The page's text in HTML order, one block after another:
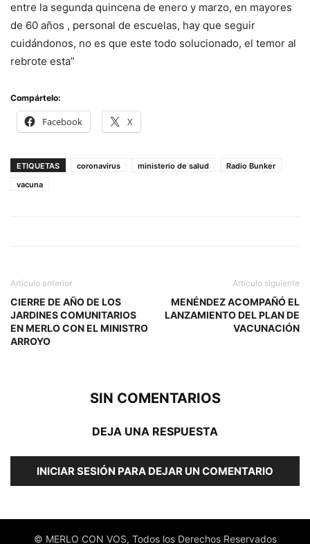
entre la segunda quincena de enero y marzo, en mayores
de 60 años , personal de escuelas, hay que seguir
cuidándonos, no es que este todo solucionado, el temor al
rebrote esta”
Compártelo:
Facebook X
ETIQUETAS coronavirus ministerio de salud
Radio Bunker
vacuna
Artículo anterior
CIERRE DE AÑO DE LOS
JARDINES COMUNITARIOS
EN MERLO CON EL MINISTRO
ARROYO
Artículo siguiente
MENÉNDEZ ACOMPAÑÓ EL
LANZAMIENTO DEL PLAN DE
VACUNACIÓN
SIN COMENTARIOS
DEJA UNA RESPUESTA
INICIAR SESIÓN PARA DEJAR UN COMENTARIO
© MERLO CON VOS, Todos los Derechos Reservados